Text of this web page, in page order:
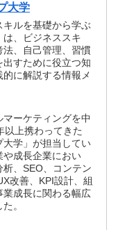
大学
ルを基礎から学ぶ
は、ビジネススキ
法、自己管理、習慣
すために役立つ知
に解説する情報メ
ーケティングを中
以上携わってきた
大学」が担当してい
や成長企業におい
、SEO、コンテン
改善、KPI設計、組
成長に関わる幅広
。